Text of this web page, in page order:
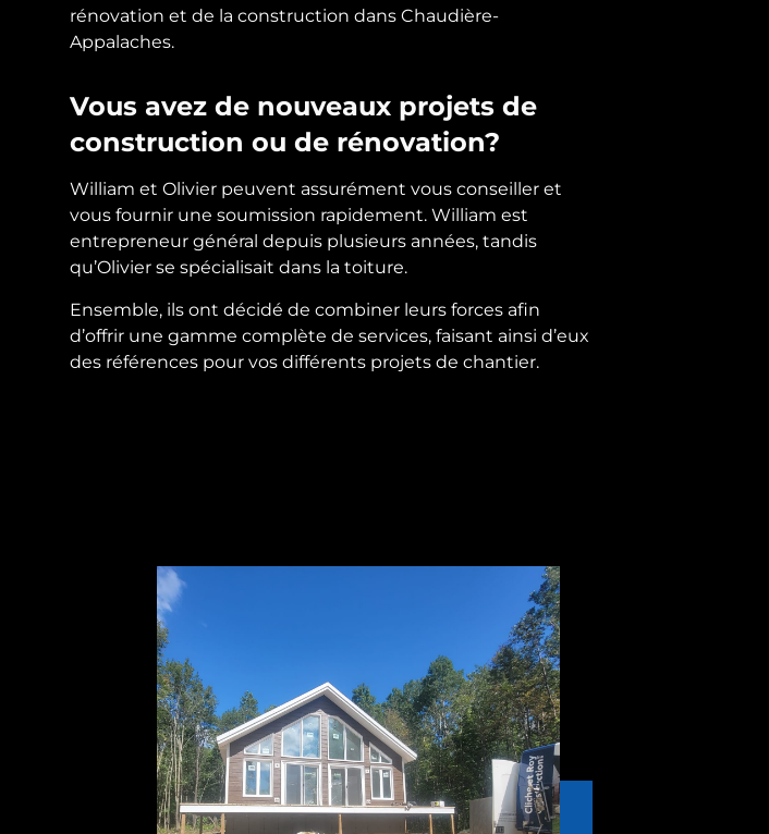
rénovation et de la construction dans Chaudière-
Appalaches.
Vous avez de nouveaux projets de
construction ou de rénovation?
William et Olivier peuvent assurément vous conseiller et
vous fournir une soumission rapidement. William est
entrepreneur général depuis plusieurs années, tandis
qu’Olivier se spécialisait dans la toiture.
Ensemble, ils ont décidé de combiner leurs forces afin
d’offrir une gamme complète de services, faisant ainsi d’eux
des références pour vos différents projets de chantier.